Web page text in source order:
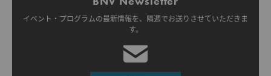
イベント・プログラムの最新情報を、 隔週でお送りさせていただきま
す。